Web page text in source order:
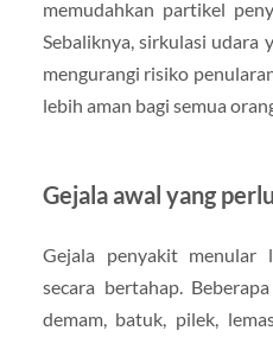
memudahkan partikel
Sebaliknya, sirkulasi udara
mengurangi risiko
lebih aman bagi semua
Gejala awal yang
Gejala penyakit menular
secara bertahap.
demam, batuk, pilek,